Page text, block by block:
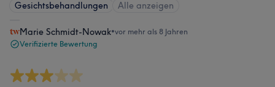
Gesichtsbehandlungen
Alle anzeigen
Marie Schmidt-Nowak•vor mehr als 8 Jahren
Verifizierte Bewertung